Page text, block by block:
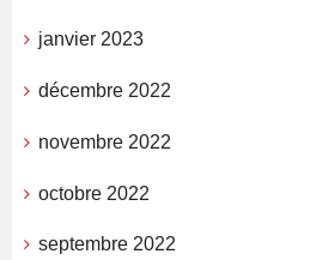
janvier 2023
décembre 2022
novembre 2022
octobre 2022
septembre 2022